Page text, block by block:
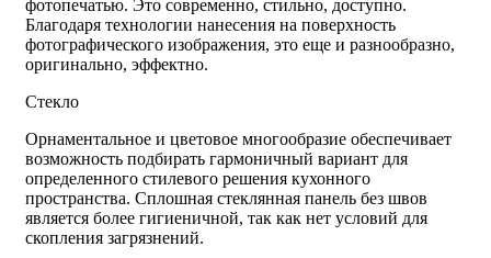
фотопечатью. Это современно, стильно, доступно.
Благодаря технологии нанесения на поверхность
фотографического изображения, это еще и разнообразно,
оригинально, эффектно.
Стекло
Орнаментальное и цветовое многообразие обеспечивает
возможность подбирать гармоничный вариант для
определенного стилевого решения кухонного
пространства. Сплошная стеклянная панель без швов
является более гигиеничной, так как нет условий для
скопления загрязнений.